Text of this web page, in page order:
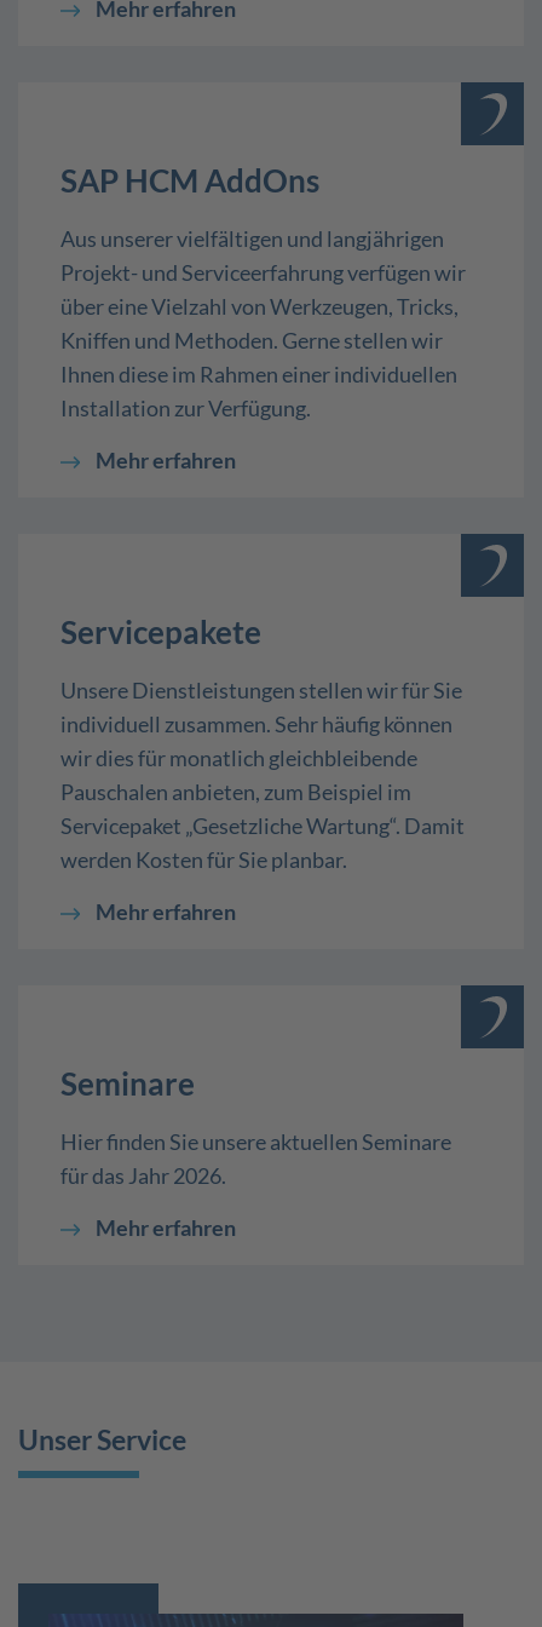
Mehr erfahren
SAP HCM AddOns
Aus unserer vielfältigen und langjährigen
Projekt- und Serviceerfahrung verfügen wir
über eine Vielzahl von Werkzeugen, Tricks,
Kniffen und Methoden. Gerne stellen wir
Ihnen diese im Rahmen einer individuellen
Installation zur Verfügung.
Mehr erfahren
Servicepakete
Unsere Dienstleistungen stellen wir für Sie
individuell zusammen. Sehr häufig können
wir dies für monatlich gleichbleibende
Pauschalen anbieten, zum Beispiel im
Servicepaket „Gesetzliche Wartung“. Damit
werden Kosten für Sie planbar.
Mehr erfahren
Seminare
Hier finden Sie unsere aktuellen Seminare
für das Jahr 2026.
Mehr erfahren
Unser Service